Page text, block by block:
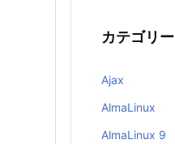
カテゴリー
Ajax
AlmaLinux
AlmaLinux 9